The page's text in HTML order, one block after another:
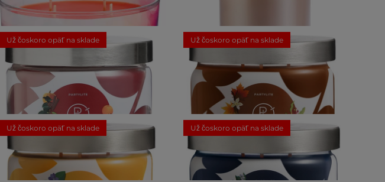
Love is Love Súdok so sviečkou – Blood
Orange Bellini
Hodnotenie
Cinnamon & Bayberry Sviečka s 2 knôtmi
53,00 €
Už čoskoro opäť na sklade
Autumn Sangria Sviečka s 3 knôtmi
32,00 €
2 Recenzie
Už čoskoro opäť na sklade
Maplewood & Oakmoss Sviečka s 3
knôtmi
Hodnotenie
Už čoskoro opäť na sklade Už čoskoro opäť na sklade